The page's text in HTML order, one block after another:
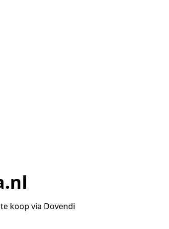
koop via Dovendi